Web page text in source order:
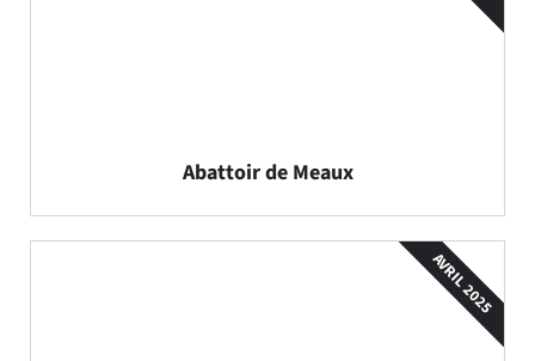
Abattoir de Meaux
AVRIL 2025